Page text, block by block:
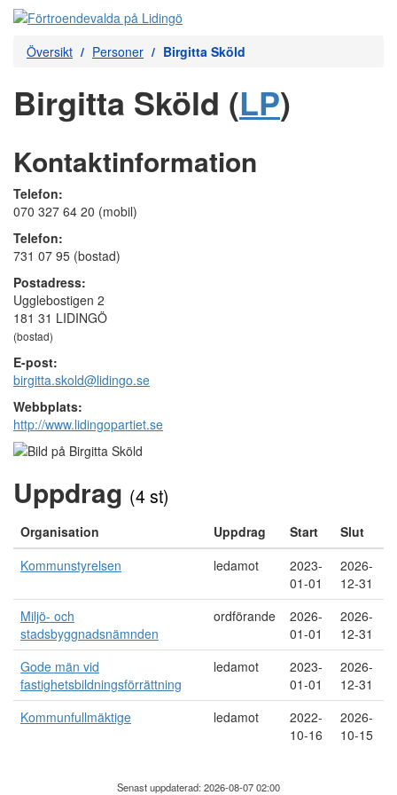
Översikt Personer Birgitta Sköld
Birgitta Sköld (LP)
Kontaktinformation
Telefon:
070 327 64 20 (mobil)
Telefon:
731 07 95 (bostad)
Postadress:
Ugglebostigen 2
181 31 LIDINGÖ
(bostad)
E-post:
birgitta.skold@lidingo.se
Webbplats:
http://www.lidingopartiet.se
Uppdrag (4 st)
Organisation Uppdrag Start
Slut
Kommunstyrelsen
ledamot
2023-
01-01
2026-
12-31
Miljö- och
stadsbyggnadsnämnden
ordförande
2026-
01-01
2026-
12-31
Gode män vid
fastighetsbildningsförrättning
ledamot
2023-
01-01
2026-
12-31
Kommunfullmäktige
ledamot
2022-
10-16
2026-
10-15
Senast uppdaterad: 2026-08-07 02:00